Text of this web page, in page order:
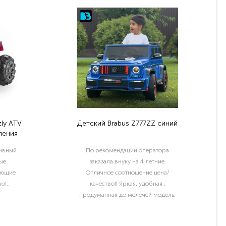
ATV
Детский Brabus Z777ZZ синий
По рекомендации оператора
заказала внуку на 4 летние.
Отличное соотношение цена/
качество!! Яркая, удобная ,
продуманная до мелочей модель.